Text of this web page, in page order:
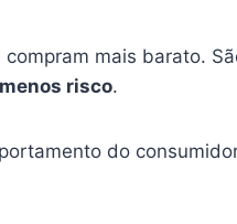
mais barato.
risco.
do